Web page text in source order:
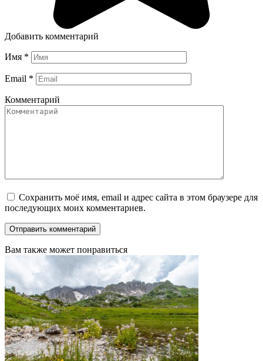
Добавить комментарий
Имя *
Email *
Комментарий
Сохранить моё имя, email и адрес сайта в этом браузере для
последующих моих комментариев.
Вам также может понравиться